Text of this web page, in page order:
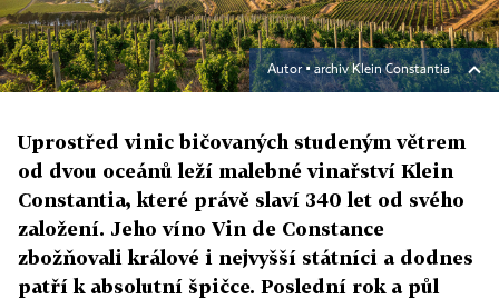
Autor ▪archiv Klein Constantia
Uprostřed vinic bičovaných studeným větrem
od dvou oceánů leží malebné vinařství Klein
Constantia, které právě slaví 340 let od svého
založení. Jeho víno Vin de Constance
zbožňovali králové i nejvyšší státníci a dodnes
patří k absolutní špičce. Poslední rok a půl